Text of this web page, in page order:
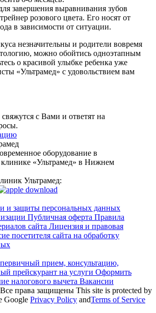
завершения выравнивания зубов
розового цвета. Его носят от
в зависимости от ситуации.
незначительны и родители вовремя
можно обойтись одноэтапным
о красивой улыбке ребенка уже
«Ультрамед» с удовольствием вам
с Вами и ответят на
оборудование в
клинике «Ультрамед» в Нижнем
Ультрамед:
и защиты персональных данных
Публичная оферта Правила
сайта Лицензия и правовая
посетителя сайта на обработку
прием, консультацию,
прейскурант на услуги Оформить
налогового вычета Вакансии
права защищены This site is protected by
Google Privacy Policy andTerms of Service